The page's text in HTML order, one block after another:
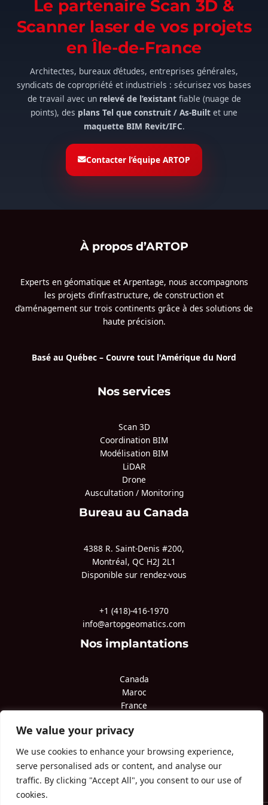
We value your privacy
We use cookies to enhance your browsing experience,
serve personalised ads or content, and analyse our
traffic. By clicking "Accept All", you consent to our use of
cookies.
Le partenaire Scan 3D &
Scanner laser de vos projets
en Île-de-France
Architectes, bureaux d’études, entreprises générales,
syndicats de copropriété et industriels : sécurisez vos bases
de travail avec un relevé de l’existantfiable (nuage de
points), des plans Tel que construit / As-Built et une
maquette BIM Revit/IFC.
Contacter l’équipe ARTOP
À propos d’ARTOP
Experts en géomatique et Arpentage, nous accompagnons
les projets d’infrastructure, de construction et
d’aménagement sur trois continents grâce à des solutions de
haute précision.
Basé au Québec – Couvre tout l'Amérique du Nord
Nos services
Scan 3D
Coordination BIM
Modélisation BIM
LiDAR
Drone
Auscultation / Monitoring
Bureau au Canada
4388 R. Saint-Denis #200,
Montréal, QC H2J 2L1
Disponible sur rendez-vous
+1 (418)-416-1970
info@artopgeomatics.com
Nos implantations
Canada
Maroc
France
Qatar